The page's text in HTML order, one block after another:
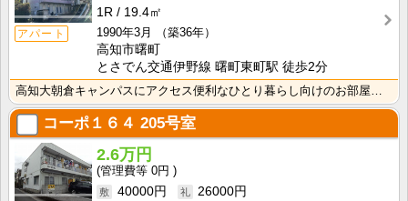
アパート
1R
19.4㎡
1990年3月
（築36年）
高知市曙町
とさでん交通伊野線 曙町東町駅 徒歩2分
高知大朝倉キャンパスにアクセス便利なひとり暮らし向けのお部屋！インターネット月額接続利用料無料・水道･･･
コーポ１６４ 205号室
2.6万円
0円
40000円
26000円